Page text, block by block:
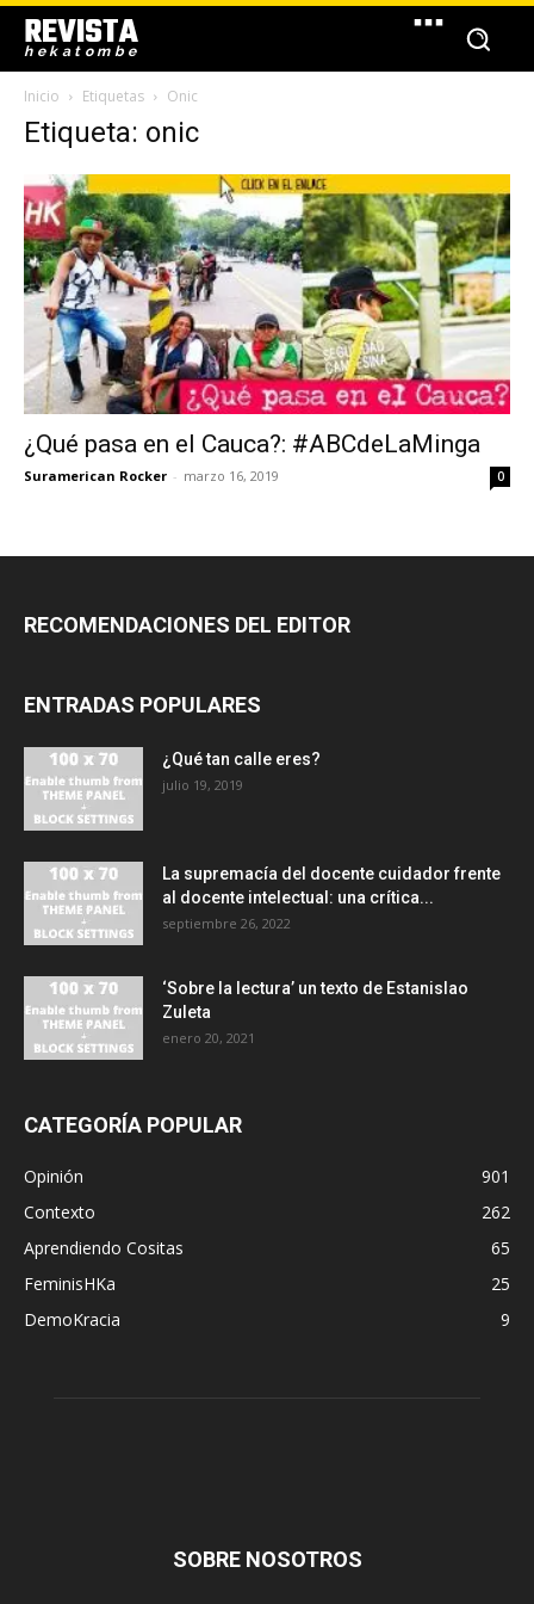
REVISTA
hekatombe
Inicio Etiquetas Onic
Etiqueta: onic
¿Qué pasa en el Cauca?: #ABCdeLaMinga
Suramerican Rocker - marzo 16, 2019 0
RECOMENDACIONES DEL EDITOR
ENTRADAS POPULARES
¿Qué tan calle eres?
julio 19, 2019
La supremacía del docente cuidador frente
al docente intelectual: una crítica...
septiembre 26, 2022
‘Sobre la lectura’ un texto de Estanislao
Zuleta
enero 20, 2021
CATEGORÍA POPULAR
Opinión
901
Contexto
262
Aprendiendo Cositas
65
FeminisHKa
25
DemoKracia
9
SOBRE NOSOTROS